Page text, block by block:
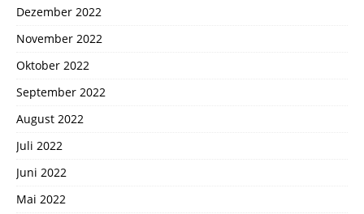
Dezember 2022
November 2022
Oktober 2022
September 2022
August 2022
Juli 2022
Juni 2022
Mai 2022